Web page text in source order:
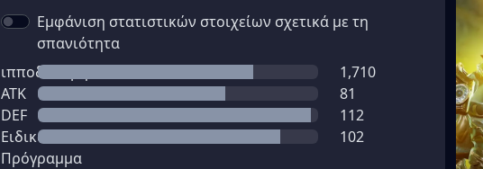
Εμφάνιση στατιστικών στοιχείων σχετικά με τη
σπανιότητα
ιπποδύναμη
1,710
ATK
81
DEF
112
Ειδικό
Πρόγραμμα
102